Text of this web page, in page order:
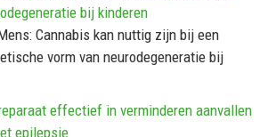
bij kinderen
Cannabis kan nuttig zijn bij een
vorm van neurodegeneratie bij
effectief in verminderen aanvallen
epilepsie